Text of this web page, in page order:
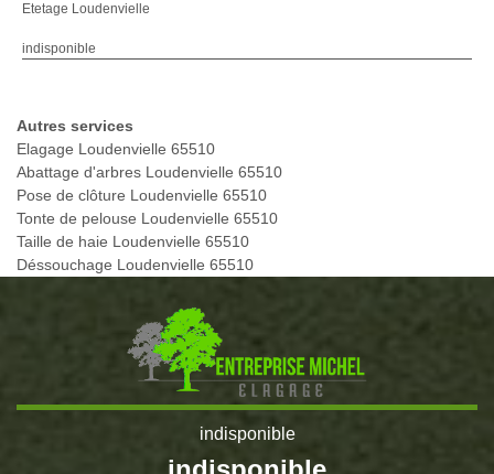
Etetage Loudenvielle
indisponible
Autres services
Elagage Loudenvielle 65510
Abattage d'arbres Loudenvielle 65510
Pose de clôture Loudenvielle 65510
Tonte de pelouse Loudenvielle 65510
Taille de haie Loudenvielle 65510
Déssouchage Loudenvielle 65510
indisponible